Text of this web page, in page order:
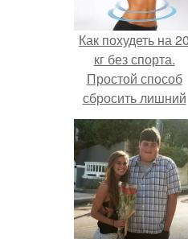
Как похудеть на 20
кг без спорта.
Простой способ
сбросить лишний
вес